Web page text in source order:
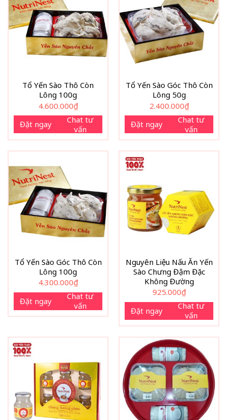
Tổ Yến Sào Thô Còn
Lông 100g
4.600.000₫
Đặt ngay
Chat tư
vấn
Tổ Yến Sào Góc Thô Còn
Lông 50g
2.400.000₫
Đặt ngay
Chat tư
vấn
Tổ Yến Sào Góc Thô Còn
Lông 100g
4.300.000₫
Đặt ngay
Chat tư
vấn
Nguyên Liệu Nấu Ăn Yến
Sào Chưng Đậm Đặc
Không Đường
925.000₫
Đặt ngay
Chat tư
vấn